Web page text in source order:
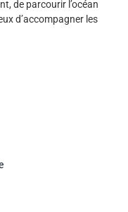
de parcourir l’océan
d’accompagner les